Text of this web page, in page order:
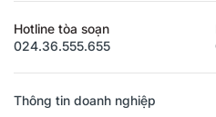
Hotline tòa soạn
024.36.555.655
Thông tin doanh nghiệp